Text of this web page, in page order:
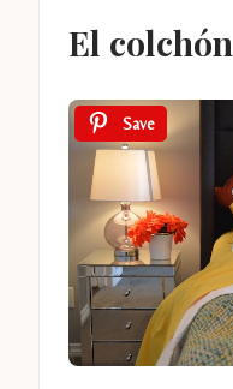
El colchón
Save